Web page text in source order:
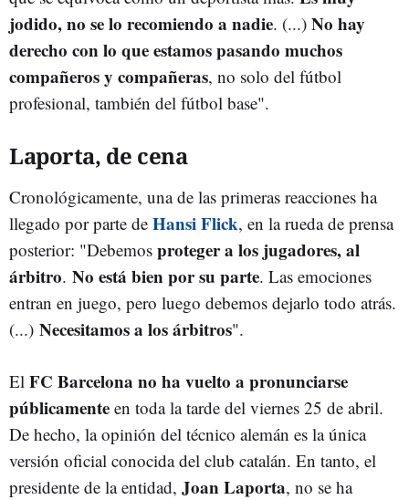
jodido, no se lo recomiendo a nadie. (...) No hay
derecho con lo que estamos pasando muchos
compañeros y compañeras, no solo del fútbol
profesional, también del fútbol base".
Laporta, de cena
Cronológicamente, una de las primeras reacciones ha
llegado por parte de Hansi Flick, en la rueda de prensa
posterior: "Debemos proteger a los jugadores, al
árbitro. No está bien por su parte. Las emociones
entran en juego, pero luego debemos dejarlo todo atrás.
(...) Necesitamos a los árbitros".
El FC Barcelona no ha vuelto a pronunciarse
públicamente en toda la tarde del viernes 25 de abril.
De hecho, la opinión del técnico alemán es la única
versión oficial conocida del club catalán. En tanto, el
presidente de la entidad, Joan Laporta, no se ha